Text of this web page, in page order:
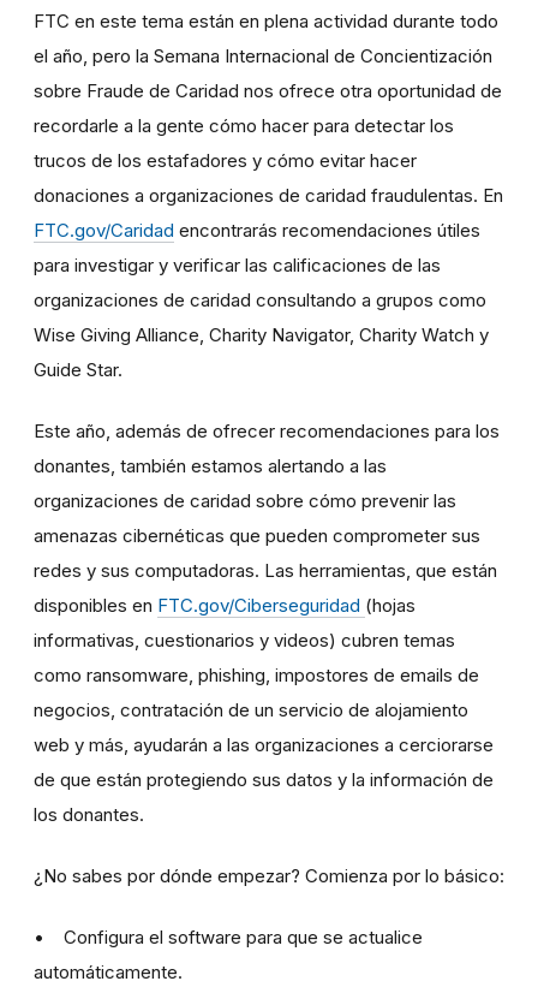
FTC en este tema están en plena actividad durante todo
el año, pero la Semana Internacional de Concientización
sobre Fraude de Caridad nos ofrece otra oportunidad de
recordarle a la gente cómo hacer para detectar los
trucos de los estafadores y cómo evitar hacer
donaciones a organizaciones de caridad fraudulentas. En
FTC.gov/Caridad encontrarás recomendaciones útiles
para investigar y verificar las calificaciones de las
organizaciones de caridad consultando a grupos como
Wise Giving Alliance, Charity Navigator, Charity Watch y
Guide Star.
Este año, además de ofrecer recomendaciones para los
donantes, también estamos alertando a las
organizaciones de caridad sobre cómo prevenir las
amenazas cibernéticas que pueden comprometer sus
redes y sus computadoras. Las herramientas, que están
disponibles en FTC.gov/Ciberseguridad (hojas
informativas, cuestionarios y videos) cubren temas
como ransomware, phishing, impostores de emails de
negocios, contratación de un servicio de alojamiento
web y más, ayudarán a las organizaciones a cerciorarse
de que están protegiendo sus datos y la información de
los donantes.
¿No sabes por dónde empezar? Comienza por lo básico:
• Configura el software para que se actualice
automáticamente.